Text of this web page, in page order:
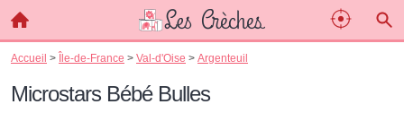
Accueil > Île-de-France > Val-d'Oise > Argenteuil
Microstars Bébé Bulles